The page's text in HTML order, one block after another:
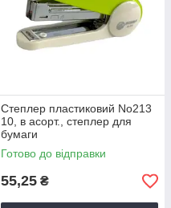
Степлер пластиковий No213
10, в асорт., степлер для
бумаги
Готово до відправки
55,25 ₴